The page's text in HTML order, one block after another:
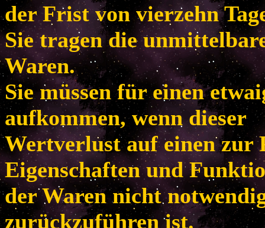
der Frist von vierzehn
Sie tragen die
Waren.
Sie müssen für einen
aufkommen, wenn dieser
Wertverlust auf einen zur
Eigenschaften und
der Waren nicht
zurückzuführen ist.